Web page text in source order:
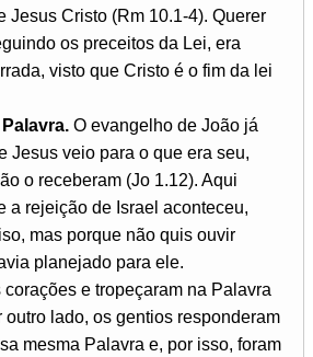
Jesus Cristo (Rm 10.1-4). Querer
os preceitos da Lei, era
visto que Cristo é o fim da lei
O evangelho de João já
Jesus veio para o que era seu,
o receberam (Jo 1.12). Aqui
a rejeição de Israel aconteceu,
mas porque não quis ouvir
planejado para ele.
e tropeçaram na Palavra
outro lado, os gentios responderam
mesma Palavra e, por isso, foram